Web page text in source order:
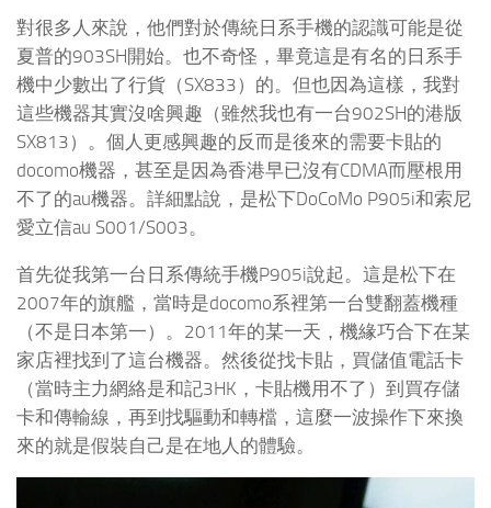
對很多人來說，他們對於傳統日系手機的認識可能是從
夏普的903SH開始。也不奇怪，畢竟這是有名的日系手
機中少數出了行貨（SX833）的。但也因為這樣，我對
這些機器其實沒啥興趣（雖然我也有一台902SH的港版
SX813）。個人更感興趣的反而是後來的需要卡貼的
docomo機器，甚至是因為香港早已沒有CDMA而壓根用
不了的au機器。詳細點說，是松下DoCoMo P905i和索尼
愛立信au S001/S003。
首先從我第一台日系傳統手機P905i說起。這是松下在
2007年的旗艦，當時是docomo系裡第一台雙翻蓋機種
（不是日本第一）。2011年的某一天，機緣巧合下在某
家店裡找到了這台機器。然後從找卡貼，買儲值電話卡
（當時主力網絡是和記3HK，卡貼機用不了）到買存儲
卡和傳輸線，再到找驅動和轉檔，這麼一波操作下來換
來的就是假裝自己是在地人的體驗。